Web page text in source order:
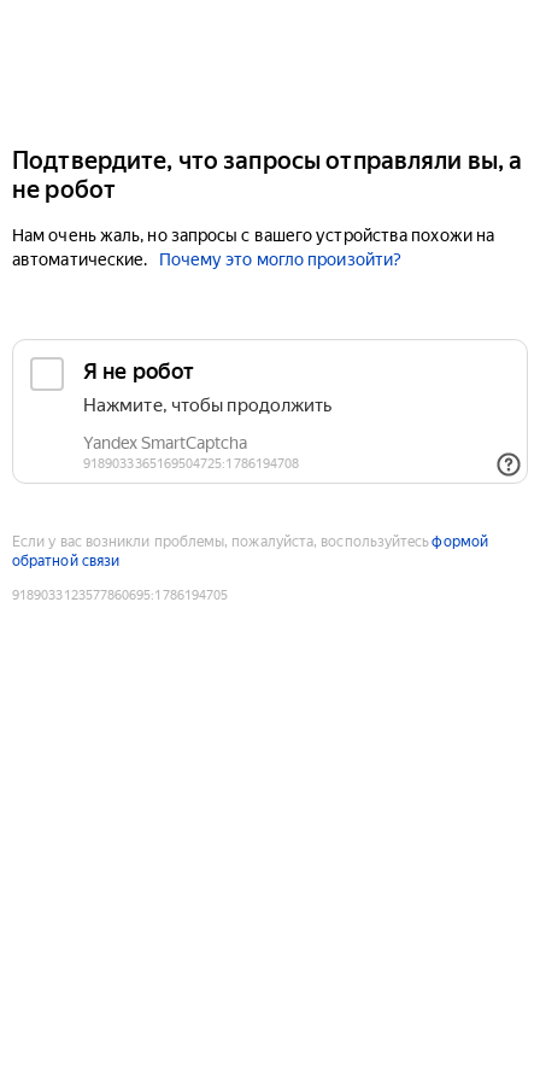
Подтвердите, что запросы отправляли вы, а
не робот
Нам очень жаль, но запросы с вашего устройства похожи на
автоматические.
Почему это могло произойти?
Если у вас возникли проблемы, пожалуйста, воспользуйтесьформой
обратной связи
9189033123577860695:1786194705